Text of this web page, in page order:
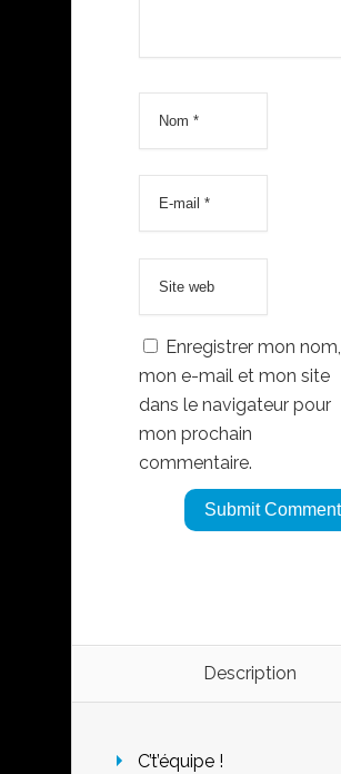
Enregistrer mon nom,
mon e-mail et mon site
dans le navigateur pour
mon prochain
commentaire.
Description
C’t’équipe !